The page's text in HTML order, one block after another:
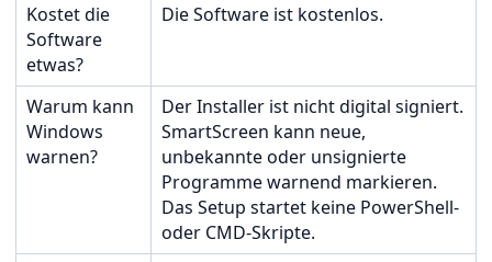
Kostet die
Software
etwas?
Die Software ist kostenlos.
Warum kann
Windows
warnen?
Der Installer ist nicht digital signiert.
SmartScreen kann neue,
unbekannte oder unsignierte
Programme warnend markieren.
Das Setup startet keine PowerShell-
oder CMD-Skripte.